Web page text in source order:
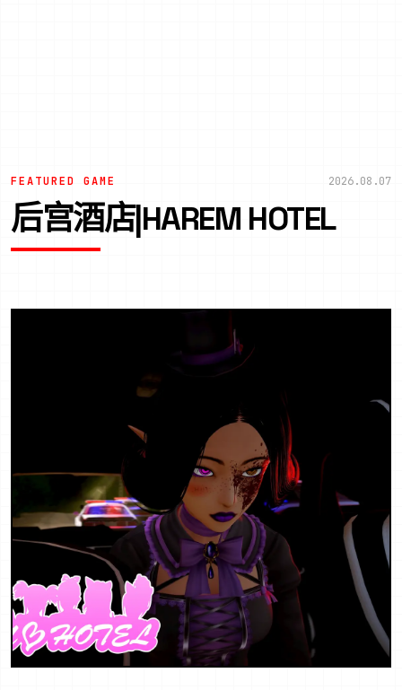
FEATURED GAME 2026.08.07
后宫酒店|HAREM HOTEL